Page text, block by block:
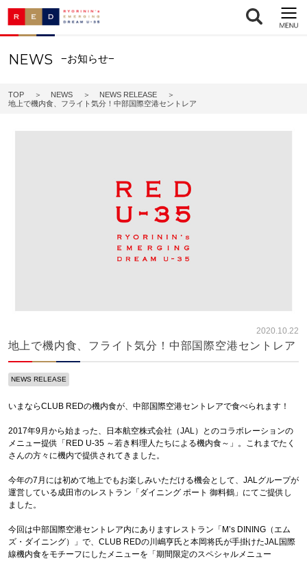
NEWS −お知らせ−
TOP NEWS
NEWS RELEASE
地上で機内食、フライト気分！中部国際空港セントレア
2020.10.22
地上で機内食、フライト気分！中部国際空港セントレア
NEWS RELEASE
いまならCLUB REDの機内食が、中部国際空港セントレアで食べられます！
2017年9月から始まった、日本航空株式会社（JAL）とのコラボレーションの
メニュー提供「RED U-35 ～若き料理人たちによる機内食～」。これまでたく
さんの方々に機内で提供されてきました。
今年の7月には初めて地上でもお楽しみいただける機会として、JALグループが
運営している成田市のレストラン「ダイニング ポート 御料鶴」にてご提供し
ました。
今回は中部国際空港セントレア内にありますレストラン「M’s DINING（エム
ズ・ダイニング）」で、CLUB REDの川嶋亨氏と本岡将氏が手掛けたJAL国際
線機内食をモチーフにしたメニューを「期間限定のスペシャルメニュー